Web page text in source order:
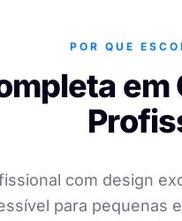
POR QUE
em
com design
para pequenas